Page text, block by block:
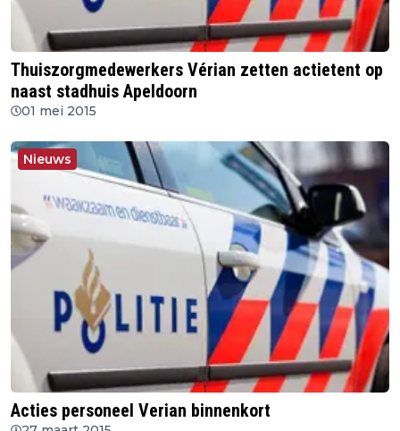
Thuiszorgmedewerkers Vérian zetten actietent op
naast stadhuis Apeldoorn
01 mei 2015
Nieuws
Acties personeel Verian binnenkort